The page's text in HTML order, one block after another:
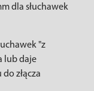
dla słuchawek
"z
lub daje
złącza